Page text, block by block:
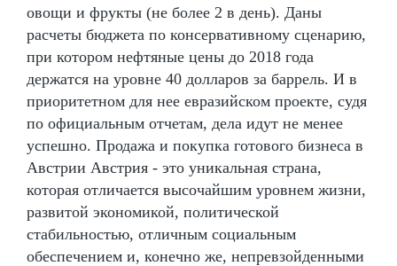
овощи и фрукты (не более 2 в день). Даны
расчеты бюджета по консервативному сценарию,
при котором нефтяные цены до 2018 года
держатся на уровне 40 долларов за баррель. И в
приоритетном для нее евразийском проекте, судя
по официальным отчетам, дела идут не менее
успешно. Продажа и покупка готового бизнеса в
Австрии Австрия - это уникальная страна,
которая отличается высочайшим уровнем жизни,
развитой экономикой, политической
стабильностью, отличным социальным
обеспечением и, конечно же, непревзойденными